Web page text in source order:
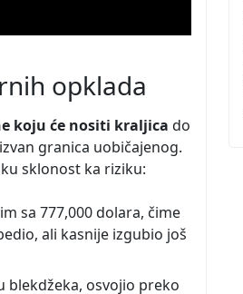
opklada
koju će nositi kraljica do
granica uobičajenog.
sklonost ka riziku:
sa 777,000 dolara, čime
ali kasnije izgubio još
blekdžeka, osvojio preko